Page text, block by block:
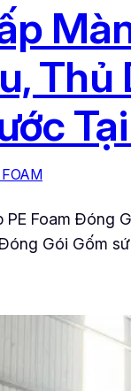
Thủ
PE Foam Đóng
Gói Gốm